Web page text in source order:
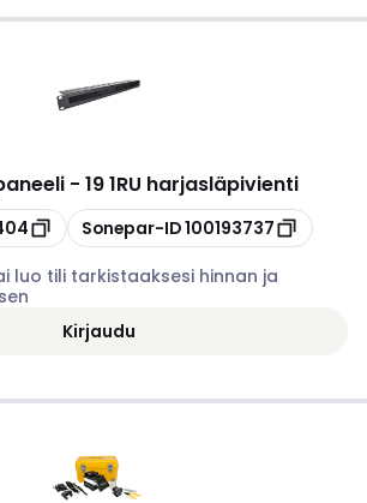
- 19 1RU harjasläpivienti
Kopioi
Sonepar-ID100193737
luo tili tarkistaaksesi hinnan ja
Kirjaudu